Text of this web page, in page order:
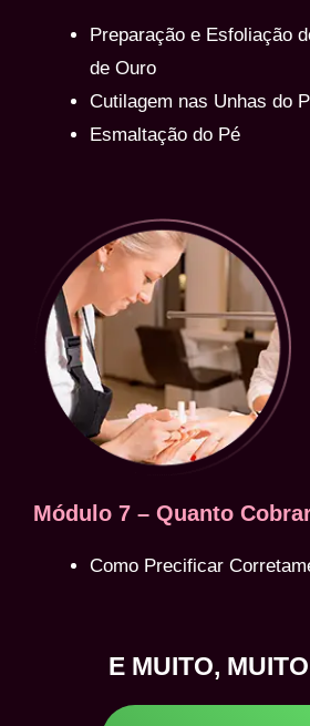
Preparação e Esfoliação
de Ouro
Cutilagem nas Unhas do
Esmaltação do Pé
Módulo 7 – Quanto
Como Precificar
E MUITO,